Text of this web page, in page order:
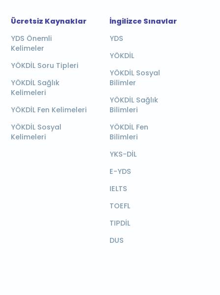
Ücretsiz Kaynaklar
YDS Önemli
Kelimeler
YÖKDİL Soru Tipleri
YÖKDİL Sağlık
Kelimeleri
YÖKDİL Fen Kelimeleri
YÖKDİL Sosyal
Kelimeleri
İngilizce Sınavlar
YDS
YÖKDİL
YÖKDİL Sosyal
Bilimler
YÖKDİL Sağlık
Bilimleri
YÖKDİL Fen
Bilimleri
YKS-DİL
E-YDS
IELTS
TOEFL
TIPDİL
DUS